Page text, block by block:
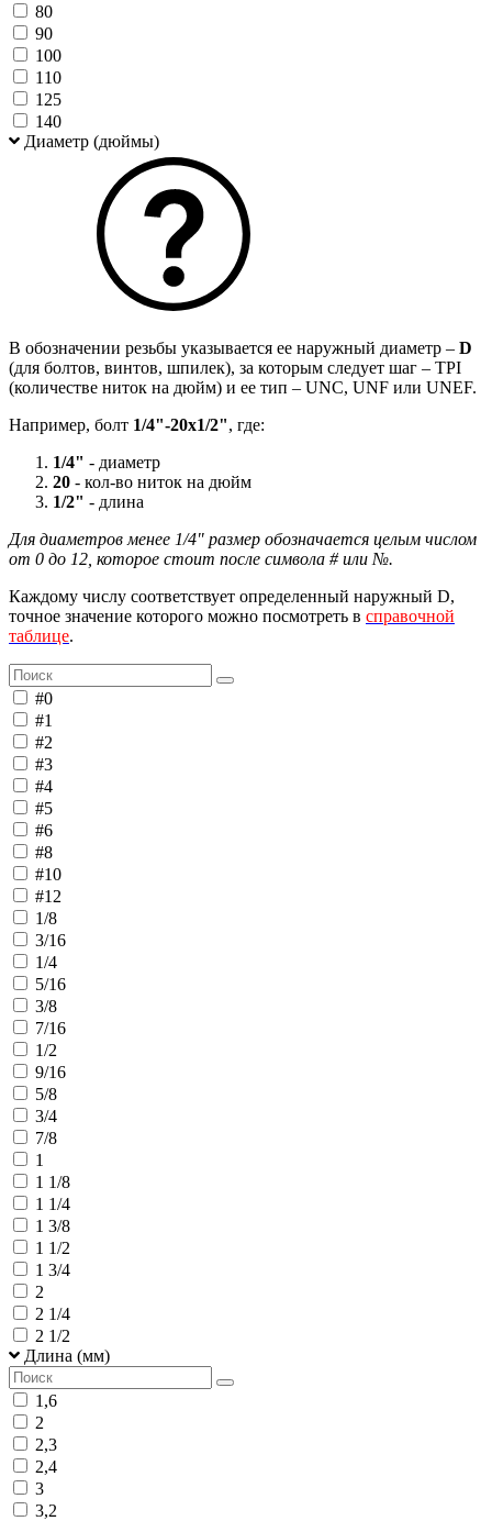
80
90
100
110
125
140
Диаметр (дюймы)
В обозначении резьбы указывается ее наружный диаметр – D
(для болтов, винтов, шпилек), за которым следует шаг – TPI
(количестве ниток на дюйм) и ее тип – UNC, UNF или UNEF.
Например, болт 1/4"-20х1/2", где:
1/4" - диаметр
20 - кол-во ниток на дюйм
1/2" - длина
Для диаметров менее 1/4" размер обозначается целым числом
от 0 до 12, которое стоит после символа # или №.
Каждому числу соответствует определенный наружный D,
точное значение которого можно посмотреть в справочной
таблице.
#0
#1
#2
#3
#4
#5
#6
#8
#10
#12
1/8
3/16
1/4
5/16
3/8
7/16
1/2
9/16
5/8
3/4
7/8
1
1 1/8
1 1/4
1 3/8
1 1/2
1 3/4
2
2 1/4
2 1/2
Длина (мм)
1,6
2
2,3
2,4
3
3,2